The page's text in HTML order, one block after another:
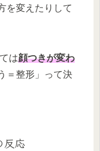
を変えたりして
は顔つきが変わ
＝整形」って決
反応